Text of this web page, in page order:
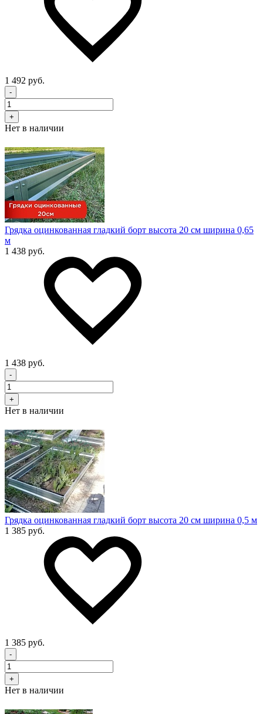
1 492 руб.
-
+
Нет в наличии
Грядка оцинкованная гладкий борт высота 20 см ширина 0,65
м
1 438 руб.
1 438 руб.
-
+
Нет в наличии
Грядка оцинкованная гладкий борт высота 20 см ширина 0,5 м
1 385 руб.
1 385 руб.
-
+
Нет в наличии